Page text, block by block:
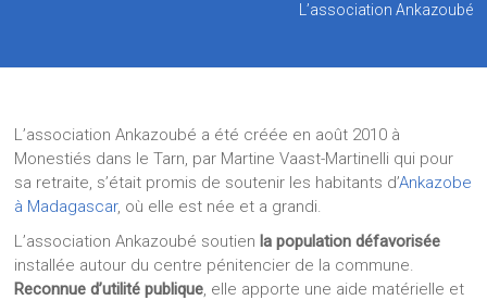
L’association Ankazoubé
L’association Ankazoubé a été créée en août 2010 à
Monestiés dans le Tarn, par Martine Vaast-Martinelli qui pour
sa retraite, s’était promis de soutenir les habitants d’Ankazobe
à Madagascar, où elle est née et a grandi.
L’association Ankazoubé soutien la population défavorisée
installée autour du centre pénitencier de la commune.
Reconnue d’utilité publique, elle apporte une aide matérielle et